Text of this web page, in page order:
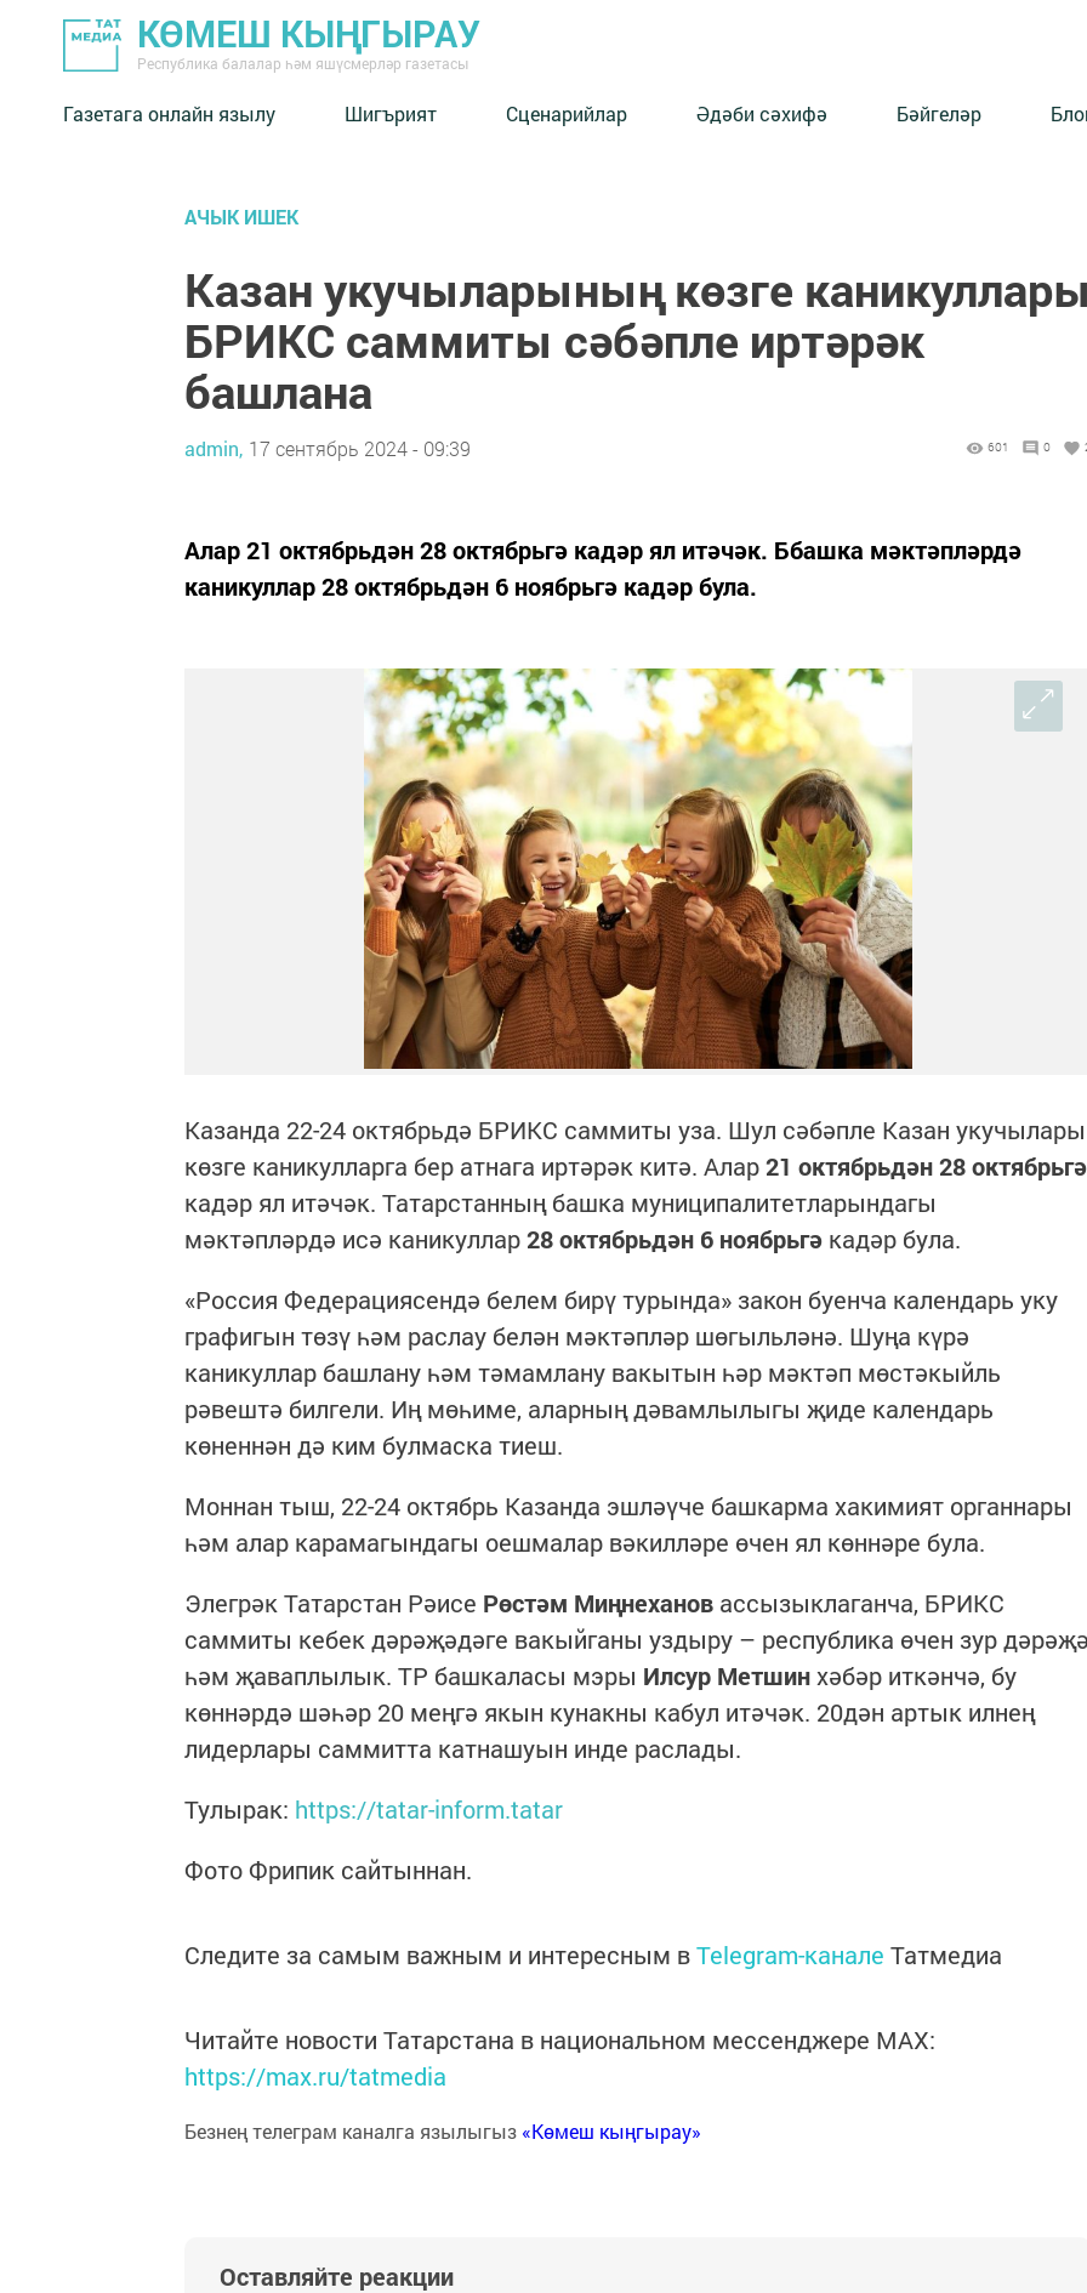
КӨМЕШ КЫҢГЫРАУ
Республика балалар һәм яшүсмерләр газетасы
Газетага онлайн язылу Шигърият Сценарийлар Әдәби сәхифә Бәйгеләр
АЧЫК ИШЕК
Казан укучыларының көзге
БРИКС саммиты сәбәпле иртәрәк
башлана
admin, 17 сентябрь 2024 - 09:39 601 0
Алар 21 октябрьдән 28 октябрьгә кадәр ял итәчәк. Ббашка мәктәпләрдә
каникуллар 28 октябрьдән 6 ноябрьгә кадәр була.
Казанда 22-24 октябрьдә БРИКС саммиты уза. Шул сәбәпле Казан укучылары
көзге каникулларга бер атнага иртәрәк китә. Алар21 октябрьдән 28 октябрьгә
кадәр ял итәчәк. Татарстанның башка муниципалитетларындагы
мәктәпләрдә исә каникуллар28 октябрьдән 6 ноябрьгә кадәр була.
«Россия Федерациясендә белем бирү турында» закон буенча календарь уку
графигын төзү һәм раслау белән мәктәпләр шөгыльләнә. Шуңа күрә
каникуллар башлану һәм тәмамлану вакытын һәр мәктәп мөстәкыйль
рәвештә билгели. Иң мөһиме, аларның дәвамлылыгы җиде календарь
көненнән дә ким булмаска тиеш.
Моннан тыш, 22-24 октябрь Казанда эшләүче башкарма хакимият органнары
һәм алар карамагындагы оешмалар вәкилләре өчен ял көннәре була.
Элегрәк Татарстан Рәисе Рөстәм Миңнеханов ассызыклаганча, БРИКС
саммиты кебек дәрәҗәдәге вакыйганы уздыру – республика өчен зур
һәм җаваплылык. ТР башкаласы мэры Илсур Метшинхәбәр иткәнчә, бу
көннәрдә шәһәр 20 меңгә якын кунакны кабул итәчәк. 20дән артык илнең
лидерлары саммитта катнашуын инде раслады.
Тулырак: https://tatar-inform.tatar
Фото Фрипик сайтыннан.
Следите за самым важным и интересным вTelegram-канале Татмедиа
Читайте новости Татарстана в национальном мессенджере MАХ:
https://max.ru/tatmedia
Безнең телеграм каналга язылыгыз «Көмеш кыңгырау»
Оставляйте реакции